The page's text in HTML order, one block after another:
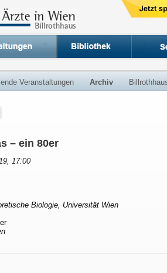
Veranstaltungen Archiv
– ein 80er
17:00
Biologie, Universität Wien